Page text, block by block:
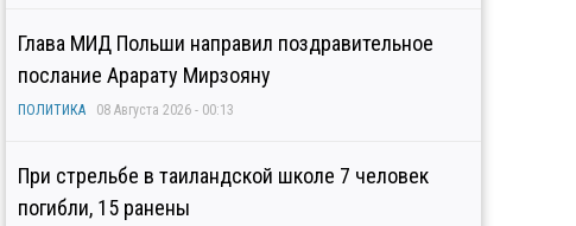
Глава МИД Польши направил поздравительное
послание Арарату Мирзояну
ПОЛИТИКА 08 Августа 2026 - 00:13
При стрельбе в таиландской школе 7 человек
погибли, 15 ранены